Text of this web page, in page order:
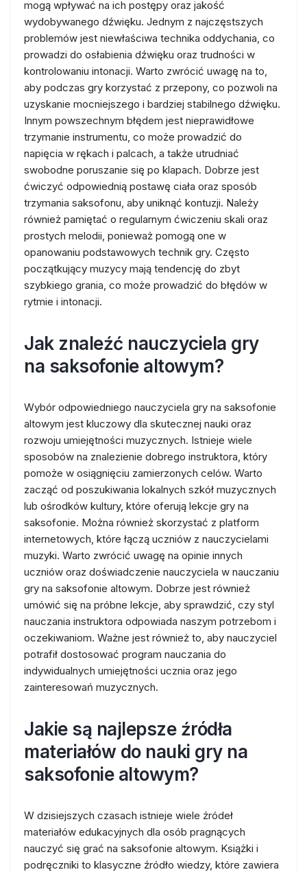
mogą wpływać na ich postępy oraz jakość
wydobywanego dźwięku. Jednym z najczęstszych
problemów jest niewłaściwa technika oddychania, co
prowadzi do osłabienia dźwięku oraz trudności w
kontrolowaniu intonacji. Warto zwrócić uwagę na to,
aby podczas gry korzystać z przepony, co pozwoli na
uzyskanie mocniejszego i bardziej stabilnego dźwięku.
Innym powszechnym błędem jest nieprawidłowe
trzymanie instrumentu, co może prowadzić do
napięcia w rękach i palcach, a także utrudniać
swobodne poruszanie się po klapach. Dobrze jest
ćwiczyć odpowiednią postawę ciała oraz sposób
trzymania saksofonu, aby uniknąć kontuzji. Należy
również pamiętać o regularnym ćwiczeniu skali oraz
prostych melodii, ponieważ pomogą one w
opanowaniu podstawowych technik gry. Często
początkujący muzycy mają tendencję do zbyt
szybkiego grania, co może prowadzić do błędów w
rytmie i intonacji.
Jak znaleźć nauczyciela gry
na saksofonie altowym?
Wybór odpowiedniego nauczyciela gry na saksofonie
altowym jest kluczowy dla skutecznej nauki oraz
rozwoju umiejętności muzycznych. Istnieje wiele
sposobów na znalezienie dobrego instruktora, który
pomoże w osiągnięciu zamierzonych celów. Warto
zacząć od poszukiwania lokalnych szkół muzycznych
lub ośrodków kultury, które oferują lekcje gry na
saksofonie. Można również skorzystać z platform
internetowych, które łączą uczniów z nauczycielami
muzyki. Warto zwrócić uwagę na opinie innych
uczniów oraz doświadczenie nauczyciela w nauczaniu
gry na saksofonie altowym. Dobrze jest również
umówić się na próbne lekcje, aby sprawdzić, czy styl
nauczania instruktora odpowiada naszym potrzebom i
oczekiwaniom. Ważne jest również to, aby nauczyciel
potrafił dostosować program nauczania do
indywidualnych umiejętności ucznia oraz jego
zainteresowań muzycznych.
Jakie są najlepsze źródła
materiałów do nauki gry na
saksofonie altowym?
W dzisiejszych czasach istnieje wiele źródeł
materiałów edukacyjnych dla osób pragnących
nauczyć się grać na saksofonie altowym. Książki i
podręczniki to klasyczne źródło wiedzy, które zawiera